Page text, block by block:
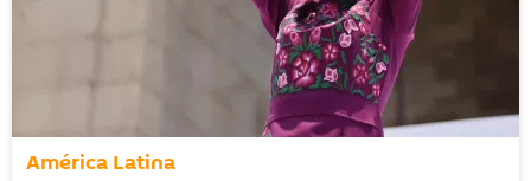
América Latina